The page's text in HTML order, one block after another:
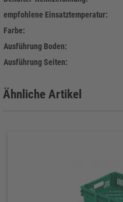
empfohlene Einsatztemperatur:
Farbe:
Ausführung Boden:
Ausführung Seiten:
Ähnliche Artikel